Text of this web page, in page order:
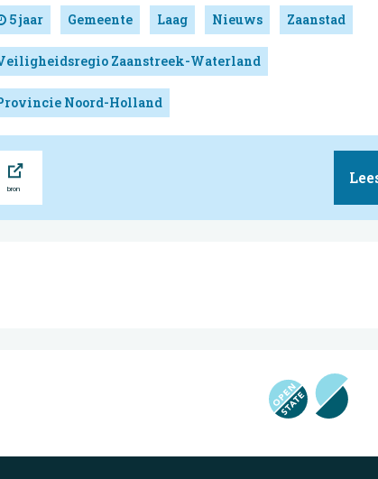
5 jaar Gemeente Laag Nieuws Zaanstad
Zaanstreek-Waterland
Noord-Holland